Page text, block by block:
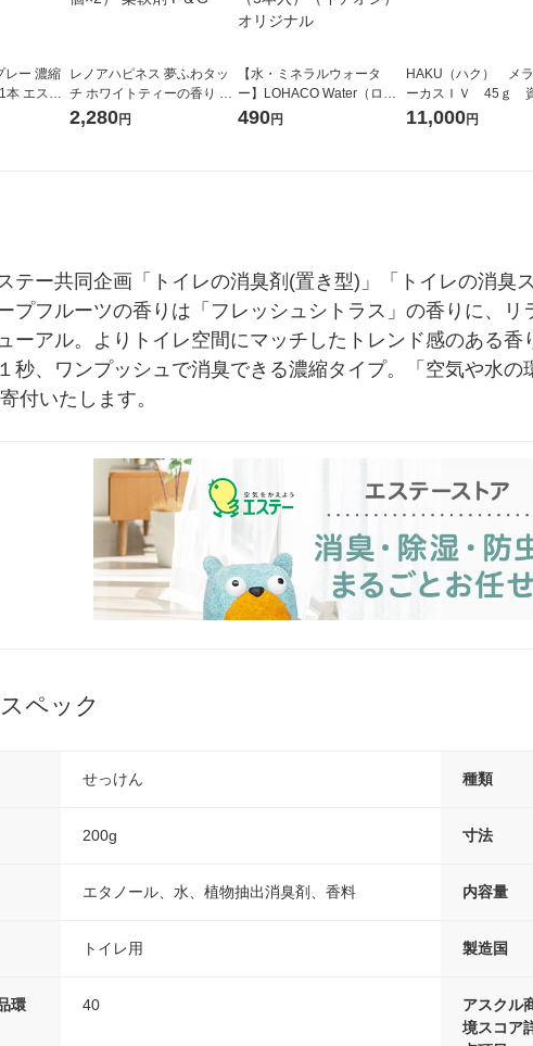
レー 濃縮
本 エステ
レノアハピネス 夢ふわタッ
チ ホワイトティーの香り 詰
め替え 超特大 1285mL 1セ
2,280円
【水・ミネラルウォータ
ー】LOHACO Water（ロハ
コウォーター）2L ラベルレ
490円
HAKU（ハク） メ
ーカスＩＶ 45ｇ
堂 おまけ付き
11,000円
テー共同企画「トイレの消臭剤(置き型)」「トイレの消臭
プフルーツの香りは「フレッシュシトラス」の香りに、
ーアル。よりトイレ空間にマッチしたトレンド感のある
秒、ワンプッシュで消臭できる濃縮タイプ。「空気や水
付いたします。
ペック
せっけん 種類
200g 寸法
エタノール、水、植物抽出消臭剤、香料 内容量
トイレ用 製造国
環
40
アスクル
境スコア